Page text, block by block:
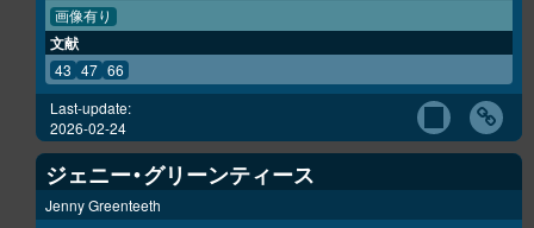
画像有り
文献
43 47 66
Last-update:
2026-02-24
ジェニー・グリーンティース
Jenny Greenteeth